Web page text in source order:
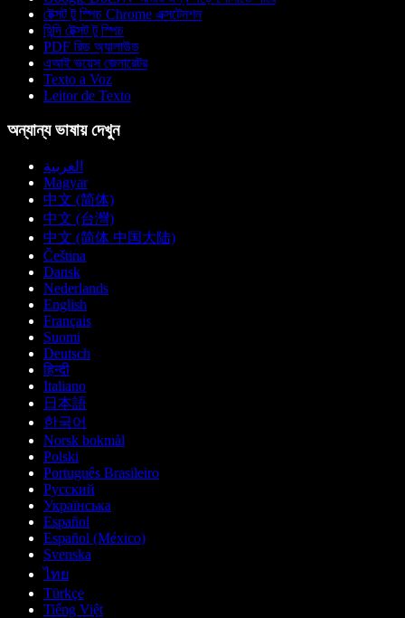
টেক্সট টু স্পিচ Chrome এক্সটেনশন
হিন্দি টেক্সট টু স্পিচ
PDF রিড অ্যালাউড
এআই ভয়েস জেনারেটর
Texto a Voz
Leitor de Texto
অন্যান্য ভাষায় দেখুন
العربية
Magyar
中文 (简体)
中文 (台灣)
中文 (简体 中国大陆)
Čeština
Dansk
Nederlands
English
Français
Suomi
Deutsch
हिन्दी
Italiano
日本語
한국어
Norsk bokmål
Polski
Português Brasileiro
Русский
Українська
Español
Español (México)
Svenska
ไทย
Türkçe
Tiếng Việt